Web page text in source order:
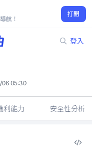
航！
打開
登入
06 05:30
利能力 安全性分析